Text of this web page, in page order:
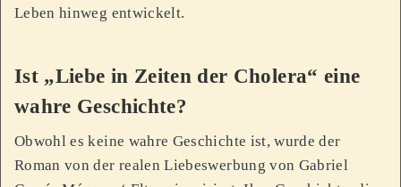
Leben hinweg entwickelt.
Ist „Liebe in Zeiten der Cholera“ eine
wahre Geschichte?
Obwohl es keine wahre Geschichte ist, wurde der
Roman von der realen Liebeswerbung von Gabriel